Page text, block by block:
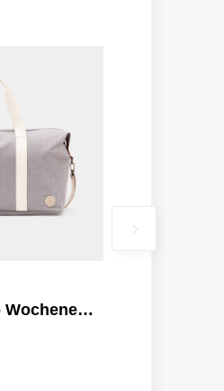
VINGA Sortino Wochenendtasche